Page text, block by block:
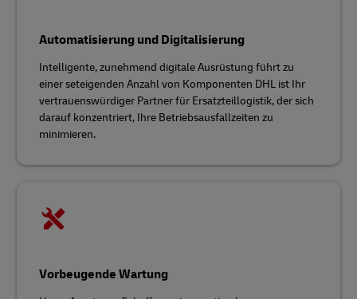
Automatisierung und Digitalisierung
Intelligente, zunehmend digitale Ausrüstung führt zu
einer seteigenden Anzahl von Komponenten DHL ist Ihr
vertrauenswürdiger Partner für Ersatzteillogistik, der sich
darauf konzentriert, Ihre Betriebsausfallzeiten zu
minimieren.
Vorbeugende Wartung